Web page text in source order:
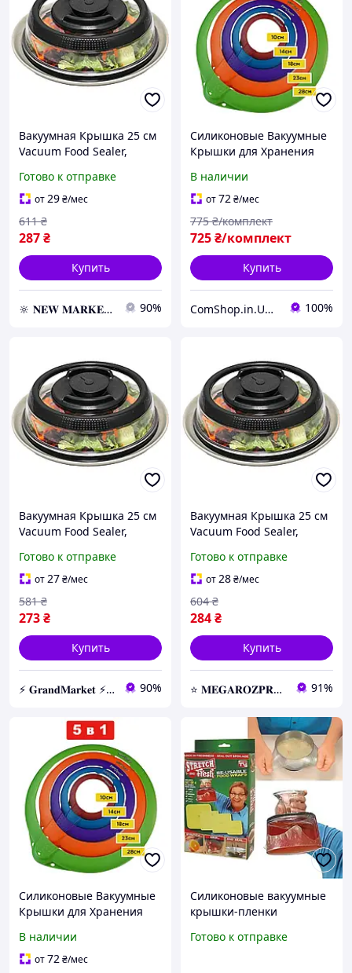
Вакуумная Крышка 25 см
Vacuum Food Sealer,
для посуды
Готово к отправке
от29₴/мес
287₴
611 ₴
Купить
🔆 𝐍𝐄𝐖 𝐌𝐀𝐑𝐊𝐄𝐓 🔆 – Продукция премиум-класса от официального представителя! 90%
Силиконовые Вакуумные
Крышки для Хранения
шт для глубокой Посуды
В наличии
от72₴/мес
725₴/комплект
775 ₴/комплект
Купить
ComShop.in.UA - Магазин ТМ ComShop 100%
Вакуумная Крышка 25 см
Vacuum Food Sealer,
для посуды
Готово к отправке
от27₴/мес
273₴
581 ₴
Купить
⚡️ 𝐆𝐫𝐚𝐧𝐝𝐌𝐚𝐫𝐤𝐞𝐭 ⚡️ – Трендовые товары по самым низким ценам 90%
Вакуумная Крышка 25 см
Vacuum Food Sealer,
для посуды
Готово к отправке
от28₴/мес
284₴
604 ₴
Купить
⭐️ 𝐌𝐄𝐆𝐀𝐑𝐎𝐙𝐏𝐑𝐎𝐃𝐀𝐙𝐇 ⭐️ – Новейшие товары по самым доступным ценам 91%
Силиконовые Вакуумные
Крышки для Хранения
шт для глубокой Посуды
В наличии
от72₴/мес
Силиконовые вакуумные
крышки-пленки
fresh EL0227
Готово к отправке